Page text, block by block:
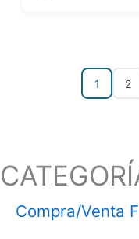
1 2
Compra/Venta